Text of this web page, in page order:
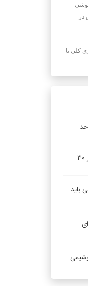
در
کلی تا
از ۴۲۰ واحد
نصب نیروگاه‌های خورشیدی در ۳۰
باید